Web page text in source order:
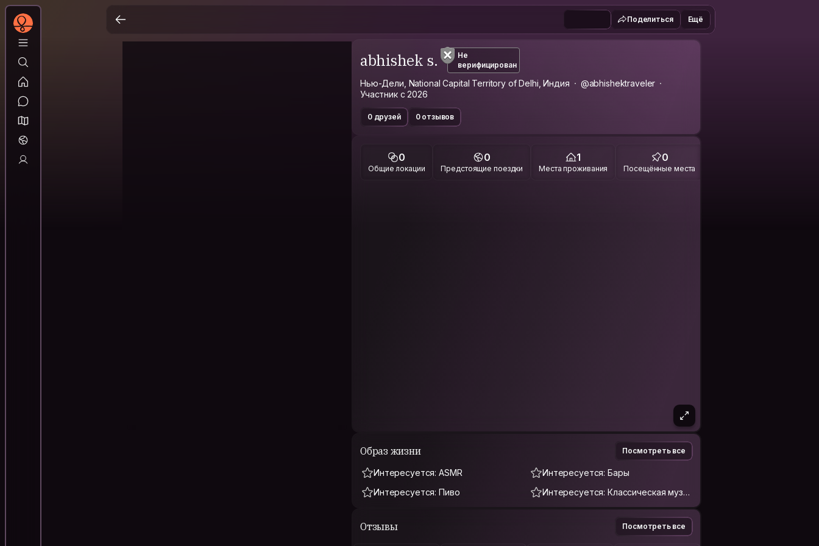
Поделиться Ещё
abhishek s.
Не
верифицирован
Нью-Дели, National Capital Territory of Delhi, Индия
@abhishektraveler
Участник с 2026
0 друзей 0 отзывов
0
Общие локации
0
Предстоящие поездки
1
Места проживания
0
Посещённые места
Образ жизни Посмотреть все
Интересуется: ASMR
Интересуется: Бары
Интересуется: Пиво
Интересуется: Классическая музы
Отзывы Посмотреть все